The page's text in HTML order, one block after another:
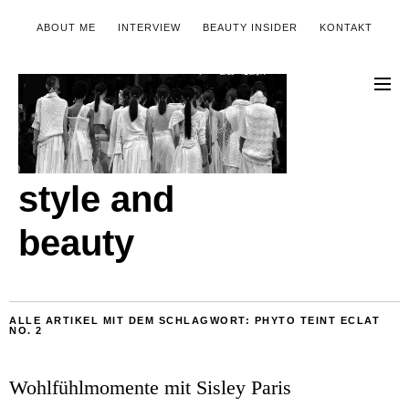
ABOUT ME INTERVIEW BEAUTY INSIDER KONTAKT
style and
beauty
ALLE ARTIKEL MIT DEM SCHLAGWORT: PHYTO TEINT ECLAT
NO. 2
Wohlfühlmomente mit Sisley Paris